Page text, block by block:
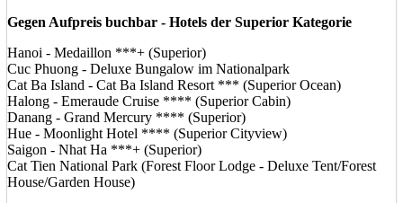
Gegen Aufpreis buchbar - Hotels der Superior Kategorie
Hanoi - Medaillon ***+ (Superior)
Cuc Phuong - Deluxe Bungalow im Nationalpark
Cat Ba Island - Cat Ba Island Resort *** (Superior Ocean)
Halong - Emeraude Cruise **** (Superior Cabin)
Danang - Grand Mercury **** (Superior)
Hue - Moonlight Hotel **** (Superior Cityview)
Saigon - Nhat Ha ***+ (Superior)
Cat Tien National Park (Forest Floor Lodge - Deluxe Tent/Forest
House/Garden House)